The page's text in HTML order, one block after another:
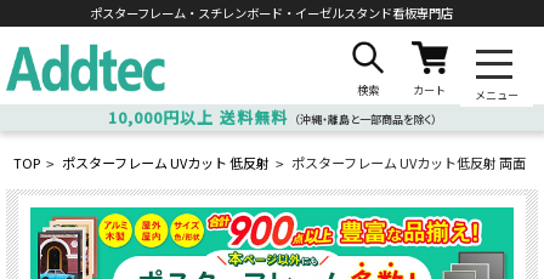
ポスターフレーム・スチレンボード・ イーゼルスタンド看板専門店
検索 カート メニュー
10,000円以上 送料無料 （沖縄・離島と一部商品を除く）
TOP > ポスターフレーム UVカット 低反射 > ポスターフレーム UVカット低反射 両面